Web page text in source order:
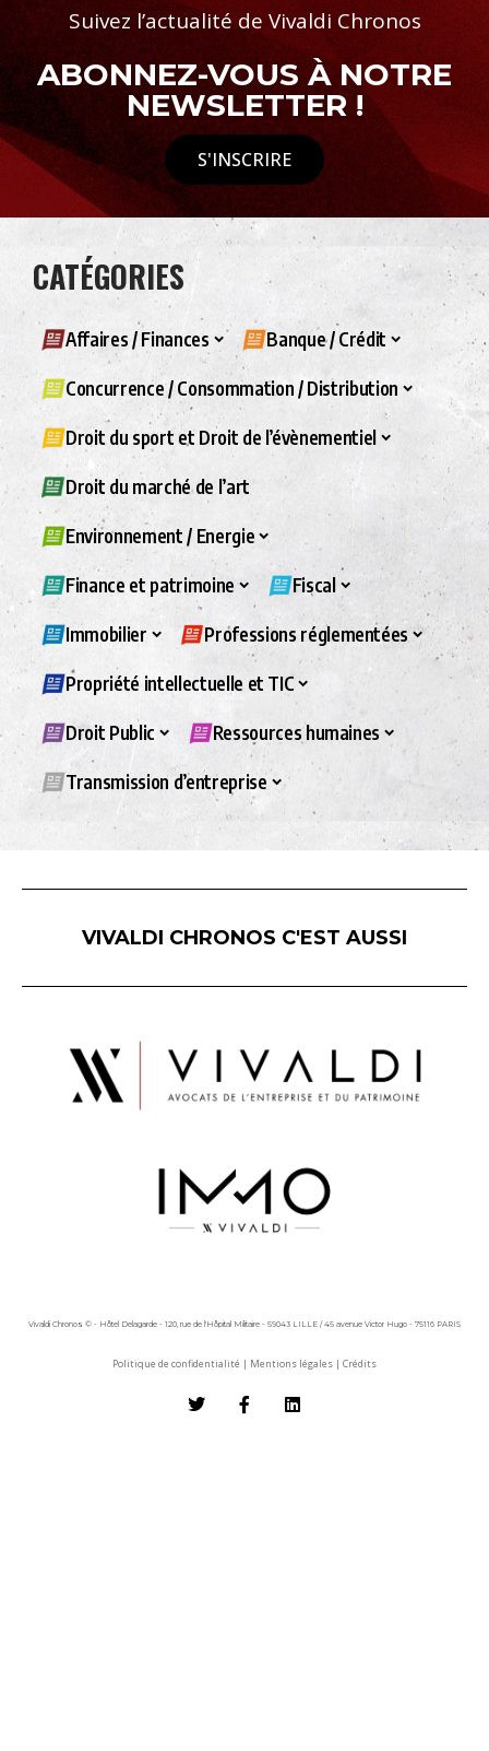
Suivez l’actualité de Vivaldi Chronos
ABONNEZ-VOUS À NOTRE
NEWSLETTER !
S'INSCRIRE
CATÉGORIES
Affaires / Finances Banque / Crédit
Concurrence / Consommation / Distribution
Droit du sport et Droit de l’évènementiel
Droit du marché de l’art
Environnement / Energie
Finance et patrimoine Fiscal
Immobilier Professions réglementées
Propriété intellectuelle et TIC
Droit Public Ressources humaines
Transmission d’entreprise
VIVALDI CHRONOS C'EST AUSSI
Vivaldi Chronos © - Hôtel Delagarde - 120, rue de l'Hôpital Militaire - 59043 LILLE / 45 avenue Victor Hugo - 75116 PARIS
Politique de confidentialité | Mentions légales | Crédits